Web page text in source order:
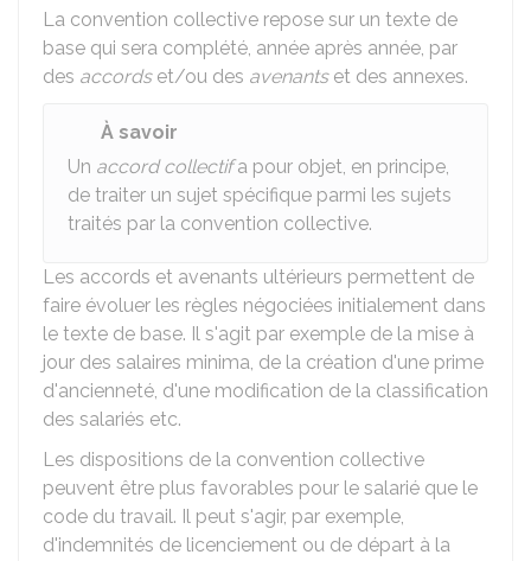
La convention collective repose sur un texte de
base qui sera complété, année après année, par
des accordset/ou des avenantset des annexes.
À savoir
Un accord collectifa pour objet, en principe,
de traiter un sujet spécifique parmi les sujets
traités par la convention collective.
Les accords et avenants ultérieurs permettent de
faire évoluer les règles négociées initialement dans
le texte de base. Il s'agit par exemple de la mise à
jour des salaires minima, de la création d'une prime
d'ancienneté, d'une modification de la classification
des salariés etc.
Les dispositions de la convention collective
peuvent être plus favorables pour le salarié que le
code du travail. Il peut s'agir, par exemple,
d'indemnités de licenciement ou de départ à la